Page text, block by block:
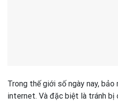
Trong thế giới số ngày nay,
internet. Và đặc biệt là tránh bị